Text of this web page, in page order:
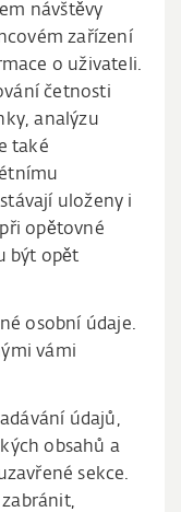
návštěvy
zařízení
o uživateli.
četnosti
analýzu
také
uloženy i
opětovné
být opět
osobní údaje.
vámi
údajů,
obsahů a
sekce.